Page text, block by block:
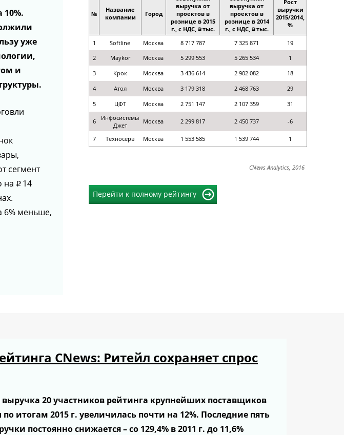
10%.
уже
и
сегмент
на p 14
6% меньше,
№
Название
компании
Город
выручка от
проектов в
рознице в 2015
г., с НДС, p тыс.
выручка от
проектов в
рознице в 2014
г., с НДС, p тыс.
Рост
выручки
2015/2014,
%
1 Softline Москва 8 717 787 7 325 871
19
2
Maykor Москва 5 299 553 5 265 534
1
3
Крок Москва 3 436 614 2 902 082
18
4
Атол Москва 3 179 318 2 468 763
29
5
ЦФТ Москва 2 751 147 2 107 359 31
6
Инфосистемы
Джет
Москва 2 299 817 2 450 737 -6
7 Техносерв Москва 1 553 585 1 539 744 1
CNews Analytics, 2016
Перейти к полному рейтингу
CNews: Ритейл сохраняет спрос
выручка 20 участников рейтинга крупнейших поставщиков
итогам 2015 г. увеличилась почти на 12%. Последние пять
постоянно снижается – со 129,4% в 2011 г. до 11,6%